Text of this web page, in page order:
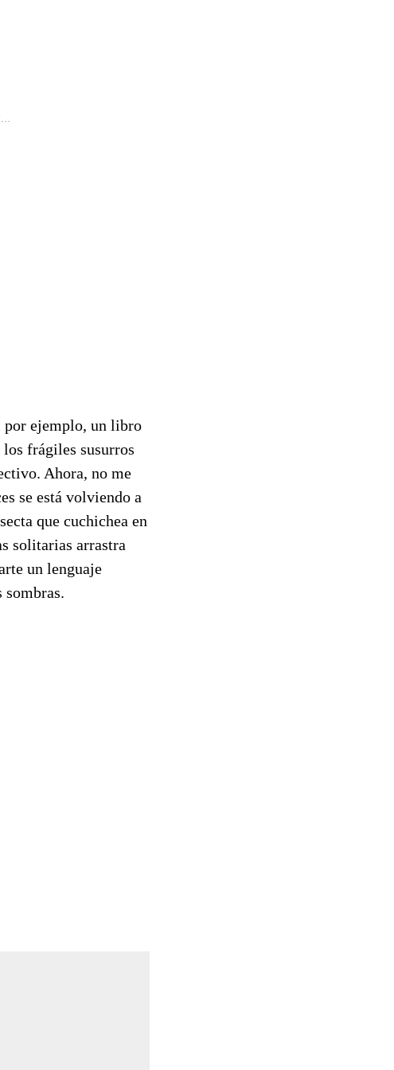
por ejemplo, un libro
frágiles susurros
Ahora, no me
se está volviendo a
que cuchichea en
solitarias arrastra
un lenguaje
sombras.